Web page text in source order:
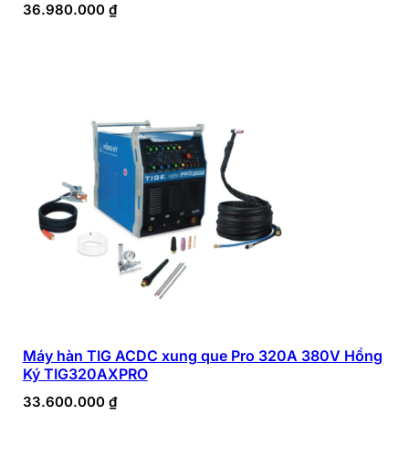
36.980.000 ₫
Máy hàn TIG ACDC xung que Pro 320A 380V Hồng
Ký TIG320AXPRO
33.600.000 ₫